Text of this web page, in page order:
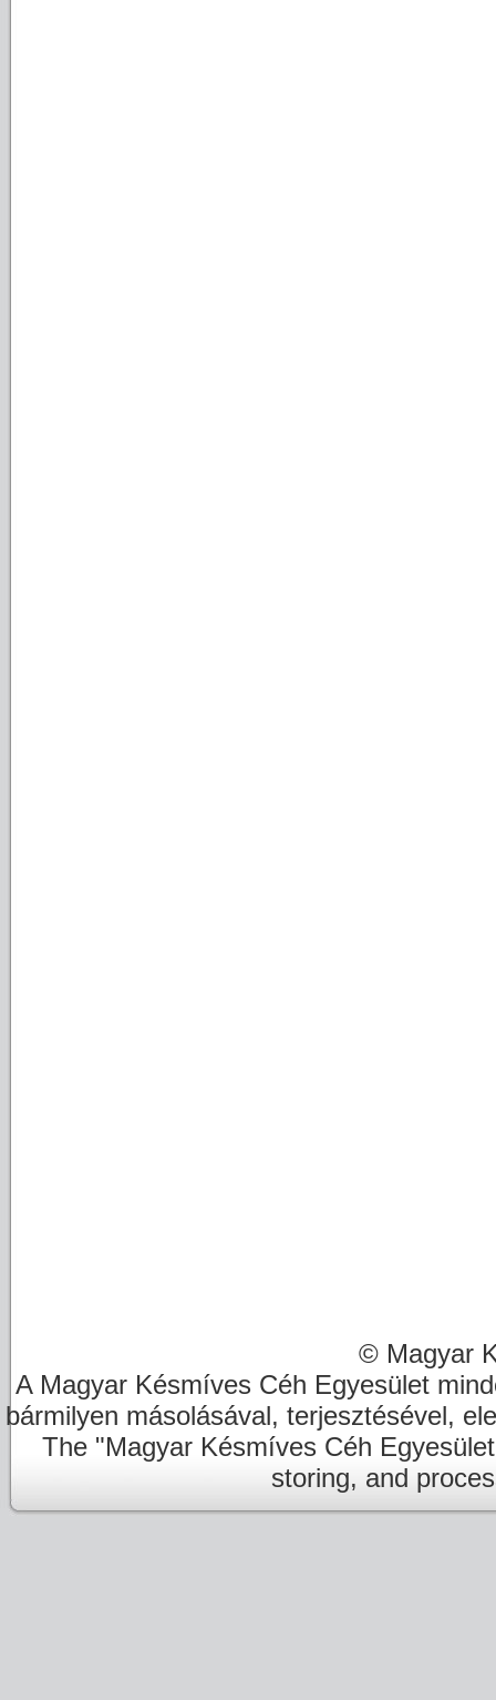
© Magyar
A Magyar Késmíves Céh Egyesület
bármilyen másolásával, terjesztésével,
The "Magyar Késmíves Céh
storing, and